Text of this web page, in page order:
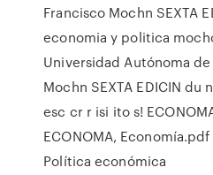
Francisco Mochn SEXTA
economia y politica
Universidad Autónoma
Mochn SEXTA EDICIN du
esc cr r isi ito s!
ECONOMA,
Política económica